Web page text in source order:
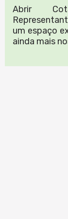
Abrir
um espaço
ainda mais